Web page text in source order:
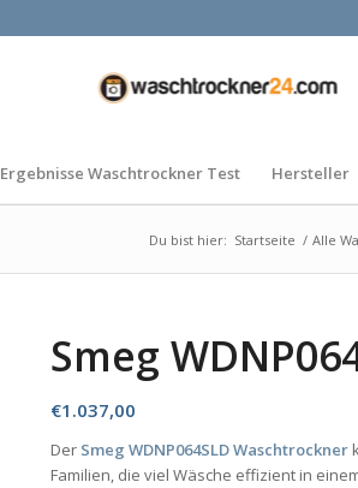
Ergebnisse Waschtrockner Test Hersteller
Du bist hier: Startseite / Alle
Smeg
€1.037,00
Der Smeg WDNP064SLD Waschtrockner
Familien, die viel Wäsche effizient in